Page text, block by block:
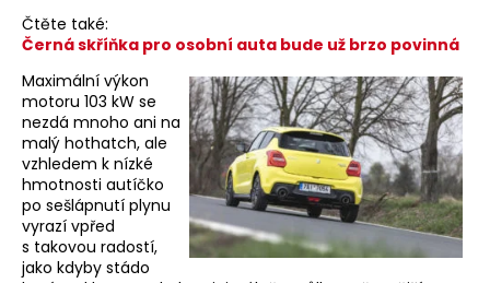
Čtěte také:
Černá skříňka pro osobní auta bude už brzo povinná
Maximální výkon
motoru 103 kW se
nezdá mnoho ani na
malý hothatch, ale
vzhledem k nízké
hmotnosti autíčko
po sešlápnutí plynu
vyrazí vpřed
s takovou radostí,
jako kdyby stádo